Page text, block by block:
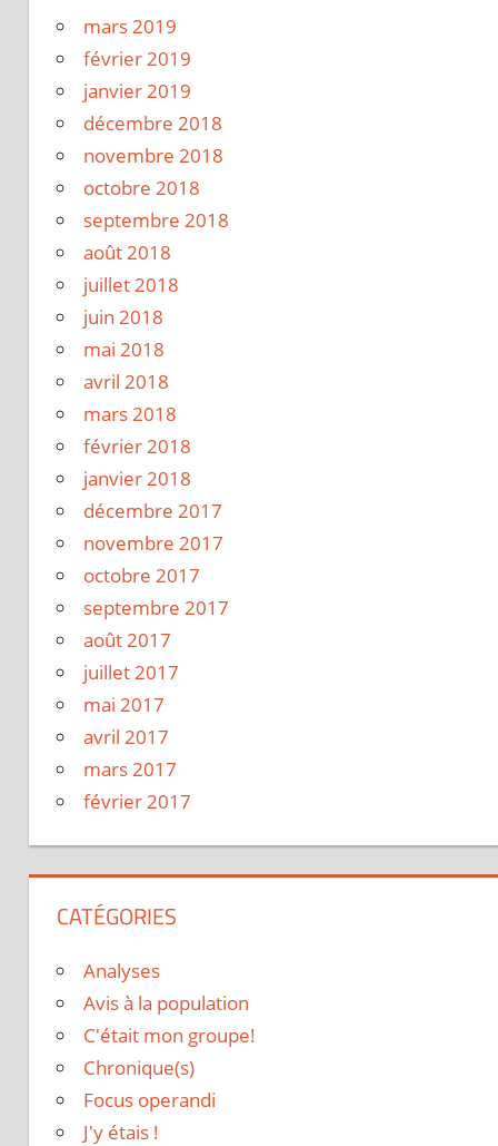
mars 2019
février 2019
janvier 2019
décembre 2018
novembre 2018
octobre 2018
septembre 2018
août 2018
juillet 2018
juin 2018
mai 2018
avril 2018
mars 2018
février 2018
janvier 2018
décembre 2017
novembre 2017
octobre 2017
septembre 2017
août 2017
juillet 2017
mai 2017
avril 2017
mars 2017
février 2017
CATÉGORIES
Analyses
Avis à la population
C'était mon groupe!
Chronique(s)
Focus operandi
J'y étais !